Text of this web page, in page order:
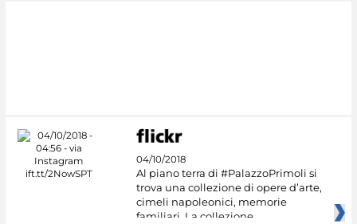
04/10/2018
Al piano terra di #PalazzoPrimoli si
trova una collezione di opere d’arte,
cimeli napoleonici, memorie
familiari. La collezione